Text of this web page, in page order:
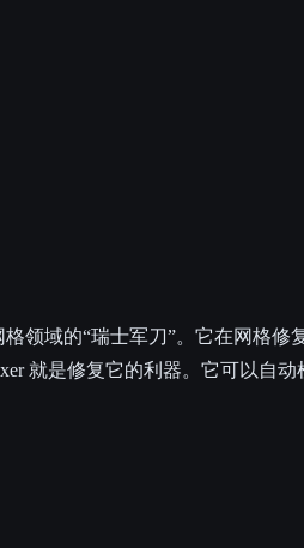
领域的“瑞士军刀”。它在网格修
就是修复它的利器。它可以自